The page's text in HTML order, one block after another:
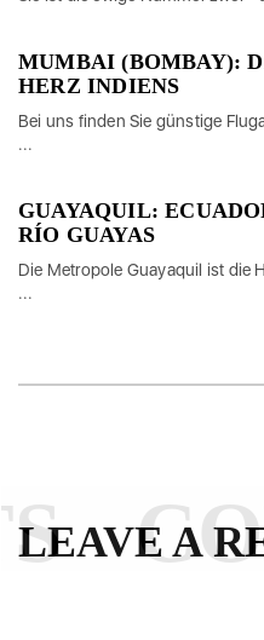
MUMBAI (BOMBAY):
HERZ INDIENS
Bei uns finden Sie günstige
...
GUAYAQUIL:
RÍO GUAYAS
Die Metropole Guayaquil ist die
...
LEAVE A